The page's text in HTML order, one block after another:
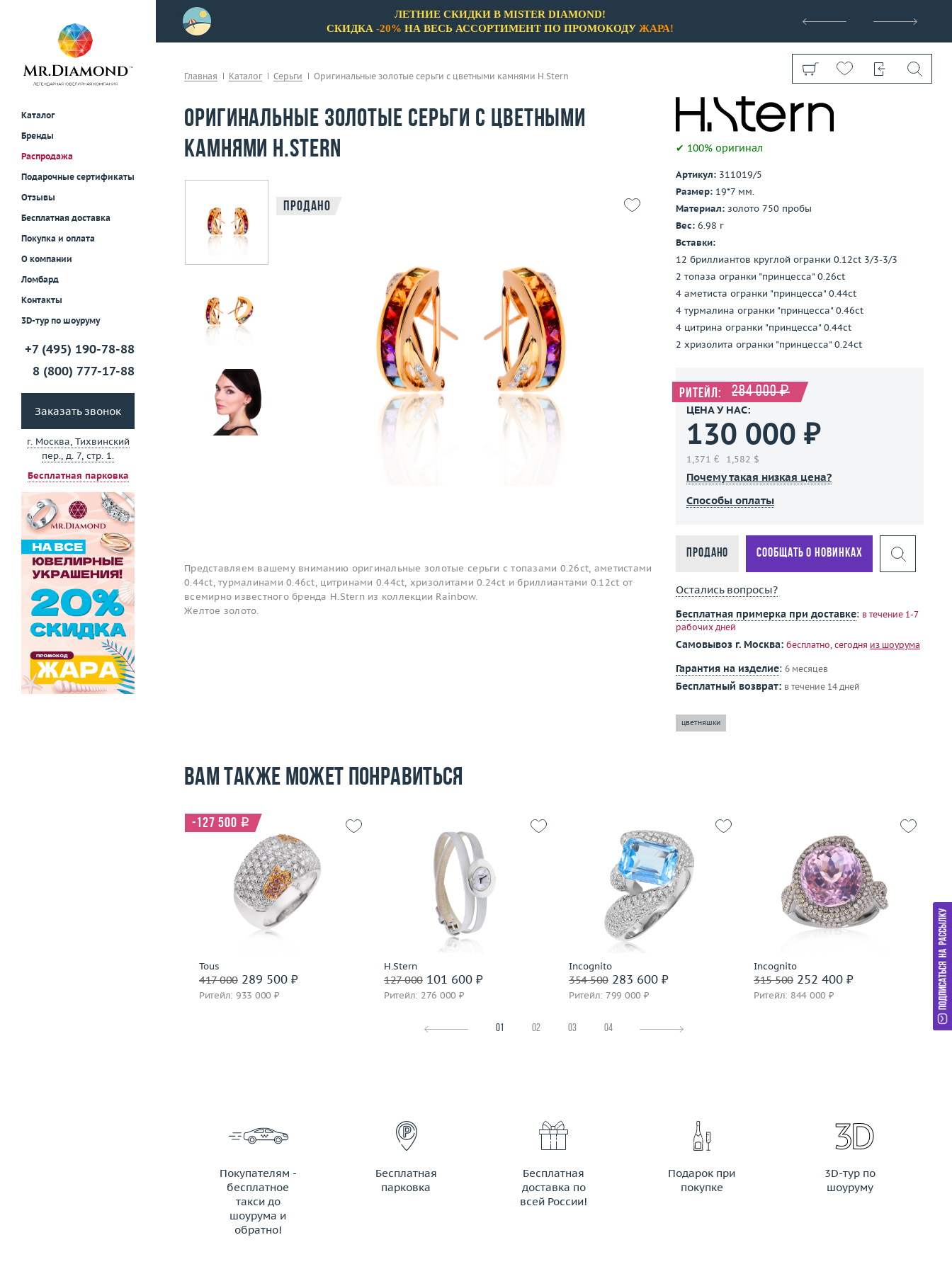
Каталог
Бренды
Распродажа
Подарочные сертификаты
Отзывы
Бесплатная доставка
Покупка и оплата
О компании
Ломбард
Контакты
3D-тур по шоуруму
+7 (495) 190-78-88
8 (800) 777-17-88
Заказать звонок
г. Москва, Тихвинский
пер., д. 7, стр. 1.
Бесплатная парковка
примерки!
ЛЕТНИЕ СКИДКИ В MISTER DIAMOND!
СКИДКА -20% НА ВЕСЬ АССОРТИМЕНТ ПО ПРОМОКОДУ ЖАРА!
Показать все
Главная Каталог Серьги Оригинальные золотые серьги с цветными камнями H.Stern
Оригинальные золотые серьги с цветными
камнями H.Stern
Продано
Представляем вашему вниманию оригинальные золотые серьги с топазами 0.26ct, аметистами
0.44ct, турмалинами 0.46ct, цитринами 0.44ct, хризолитами 0.24ct и бриллиантами 0.12ct от
всемирно известного бренда H.Stern из коллекции Rainbow.
Желтое золото.
✔ 100% оригинал
Артикул: 311019/5
Размер: 19*7 мм.
Материал: золото 750 пробы
Вес: 6.98 г
Вставки:
12 бриллиантов круглой огранки 0.12ct 3/3-3/3
2 топаза огранки "принцесса" 0.26ct
4 аметиста огранки "принцесса" 0.44ct
4 турмалина огранки "принцесса" 0.46ct
4 цитрина огранки "принцесса" 0.44ct
2 хризолита огранки "принцесса" 0.24ct
Ритейл: 284 000 ₽
ЦЕНА У НАС:
130 000 ₽
1,371 € 1,582 $
Почему такая низкая цена?
Способы оплаты
Продано Сообщать о новинках
Остались вопросы?
Бесплатная примерка при доставке: в течение 1-7
рабочих дней
Самовывоз г. Москва: бесплатно, сегодня из шоурума
Гарантия на изделие: 6 месяцев
Бесплатный возврат: в течение 14 дней
цветняшки
Вам также может понравиться
Tous
417 000289 500 ₽
Ритейл: 933 000 ₽
-127 500 i
Размер
Материал
золото 750 пробы
Подробнее
H.Stern
127 000101 600 ₽
Ритейл: 276 000 ₽
Подробнее
Incognito
354 500283 600 ₽
Ритейл: 799 000 ₽
18.75
Материал
золото 750 пробы
Подробнее
Incognito
315 500252 400 ₽
Ритейл: 844 000 ₽
Материал
золото 750 пробы
Подробнее
01 02 03 04
Покупателям -
бесплатное
такси до
шоурума и
обратно!
ЗАКАЗАТЬ ТАКСИ
Бесплатная
парковка
Бесплатная
доставка по
всей России!
Подарок при
покупке
3D-тур по
шоуруму